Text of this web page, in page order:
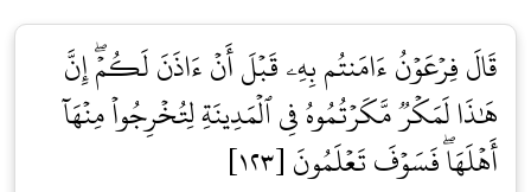
قَالَ فِرۡعَوۡنُ ءَامَنتُم بِهِۦ قَبۡلَ أَنۡ ءَاذَنَ لَكُمۡۖ إِنَّ
هَٰذَا لَمَكۡرٞ مَّكَرۡتُمُوهُ فِي ٱلۡمَدِينَةِ لِتُخۡرِجُواْ مِنۡهَآ
أَهۡلَهَاۖ فَسَوۡفَ تَعۡلَمُونَ [١٢٣]